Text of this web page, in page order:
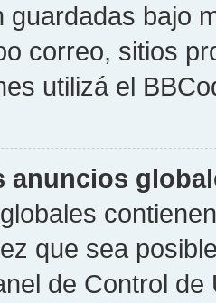
guardadas bajo
correo, sitios
utilizá el
anuncios
que sea
de Control